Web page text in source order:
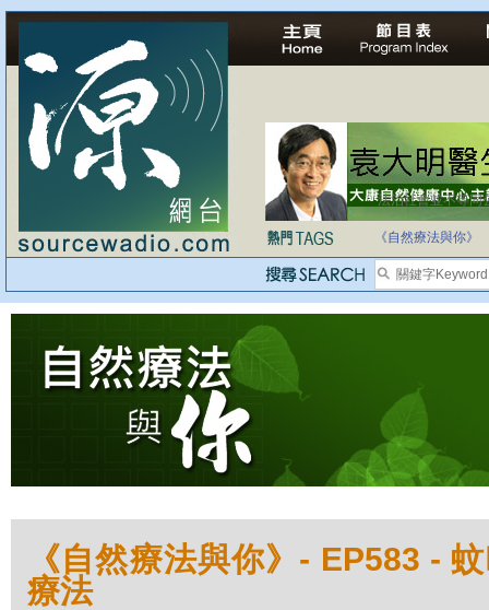
法治社會並不等同
自家教育合法化-
《自然療法與你》
《自然療法與你》- EP583 -
療法